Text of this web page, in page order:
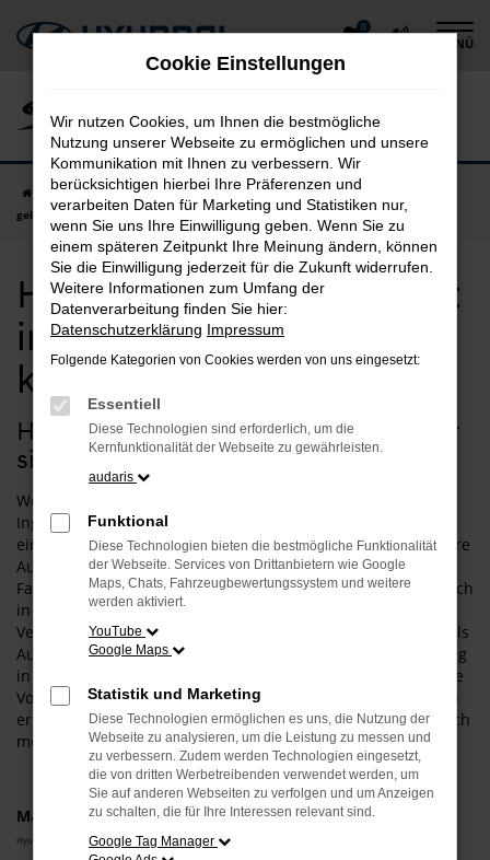
Zum
Hauptinhalt
0
MENÜ
Startseite Ingolstadt Hyundai Hyundai KONA
gebraucht in Ingolstadt günstig kaufen
Hyundai KONA gebraucht
in Ingolstadt günstig
kaufen
Hyundai KONA Gebrauchtwagen – Ihr
sicherer Autokauf für Ingolstadt
Wenn Sie in einem sicheren und zuverlässigen Fahrzeug in
Ingolstadt unterwegs sein möchten, empfehlen wir Ihnen
einen Hyundai KONA Gebrauchtwagen. Der Grund für unsere
Auswahl liegt vor allem in der hohen Qualität dieses
Fahrzeugs. Sowohl in der aktuellen Modellgeneration als auch
in älteren Auflagen punktet dieses Fahrzeug mit 1a-
Verarbeitung und einer überaus fortschrittlichen Technik. Als
Autohändler mit viel Erfahrung und einer tiefen Verankerung
in Ingolstadt und Umgebung sind wir gerne bereit, Ihnen die
Vorzüge unserer Hyundai KONA Gebrauchtwagen vor Ort zu
erläutern. Wir lassen Sie einsteigen und halten oftmals gleich
mehrere Modelle für Sie auf Lager.
Marken
Hyundai
Cookie Einstellungen
Wir nutzen Cookies, um Ihnen die bestmögliche
Nutzung unserer Webseite zu ermöglichen und unsere
Kommunikation mit Ihnen zu verbessern. Wir
berücksichtigen hierbei Ihre Präferenzen und
verarbeiten Daten für Marketing und Statistiken nur,
wenn Sie uns Ihre Einwilligung geben. Wenn Sie zu
einem späteren Zeitpunkt Ihre Meinung ändern, können
Sie die Einwilligung jederzeit für die Zukunft widerrufen.
Weitere Informationen zum Umfang der
Datenverarbeitung finden Sie hier:
Datenschutzerklärung Impressum
Folgende Kategorien von Cookies werden von uns eingesetzt:
Essentiell
Diese Technologien sind erforderlich, um die
Kernfunktionalität der Webseite zu gewährleisten.
audaris
Funktional
Diese Technologien bieten die bestmögliche Funktionalität
der Webseite. Services von Drittanbietern wie Google
Maps, Chats, Fahrzeugbewertungssystem und weitere
werden aktiviert.
YouTube
Google Maps
Statistik und Marketing
Diese Technologien ermöglichen es uns, die Nutzung der
Webseite zu analysieren, um die Leistung zu messen und
zu verbessern. Zudem werden Technologien eingesetzt,
die von dritten Werbetreibenden verwendet werden, um
Sie auf anderen Webseiten zu verfolgen und um Anzeigen
zu schalten, die für Ihre Interessen relevant sind.
Google Tag Manager